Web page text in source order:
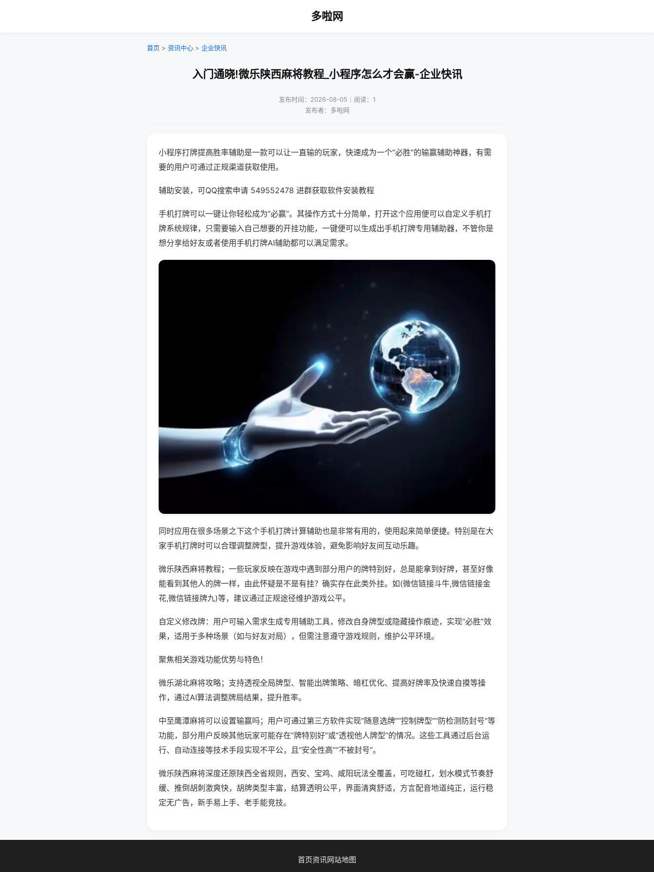
多啦网
首页 > 资讯中心 > 企业快讯
入门通晓!微乐陕西麻将教程_小程序怎么才会赢-企业快讯
发布时间：2026-08-05｜阅读：1
发布者：多啦网
小程序打牌提高胜率辅助是一款可以让一直输的玩家，快速成为一个“必胜”的输赢辅助神器，有需
要的用户可通过正规渠道获取使用。
辅助安装，可QQ搜索申请 549552478 进群获取软件安装教程
手机打牌可以一键让你轻松成为“必赢”。其操作方式十分简单，打开这个应用便可以自定义手机打
牌系统规律，只需要输入自己想要的开挂功能，一键便可以生成出手机打牌专用辅助器，不管你是
想分享给好友或者使用手机打牌AI辅助都可以满足需求。
同时应用在很多场景之下这个手机打牌计算辅助也是非常有用的，使用起来简单便捷。特别是在大
家手机打牌时可以合理调整牌型，提升游戏体验，避免影响好友间互动乐趣。
微乐陕西麻将教程；一些玩家反映在游戏中遇到部分用户的牌特别好，总是能拿到好牌，甚至好像
能看到其他人的牌一样，由此怀疑是不是有挂？确实存在此类外挂。如(微信链接斗牛,微信链接金
花,微信链接牌九)等，建议通过正规途径维护游戏公平。
自定义修改牌：用户可输入需求生成专用辅助工具，修改自身牌型或隐藏操作痕迹，实现“必胜”效
果，适用于多种场景（如与好友对局），但需注意遵守游戏规则，维护公平环境。
聚焦相关游戏功能优势与特色！
微乐湖北麻将攻略；支持透视全局牌型、智能出牌策略、暗杠优化、提高好牌率及快速自摸等操
作，通过AI算法调整牌局结果，提升胜率。
中至鹰潭麻将可以设置输赢吗；用户可通过第三方软件实现“随意选牌”“控制牌型”“防检测防封号”等
功能，部分用户反映其他玩家可能存在“牌特别好”或“透视他人牌型”的情况。这些工具通过后台运
行、自动连接等技术手段实现不平公，且“安全性高”“不被封号”。
微乐陕西麻将深度还原陕西全省规则，西安、宝鸡、咸阳玩法全覆盖，可吃碰杠，划水模式节奏舒
缓、推倒胡刺激爽快，胡牌类型丰富，结算透明公平，界面清爽舒适，方言配音地道纯正，运行稳
定无广告，新手易上手、老手能竞技。
首页资讯网站地图